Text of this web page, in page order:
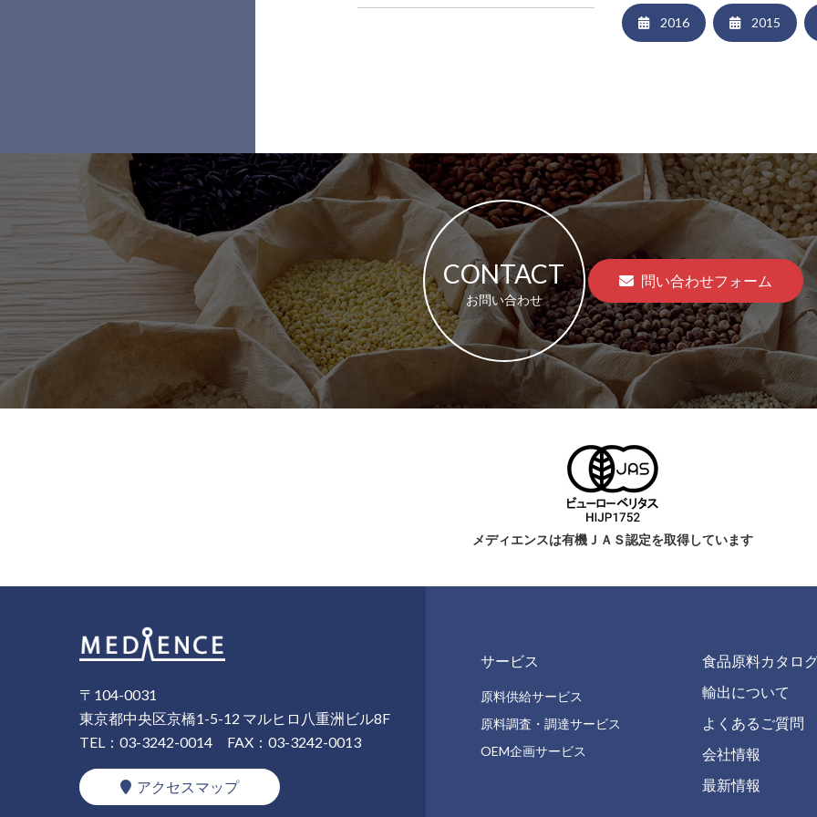
2016 2015
CONTACT
お問い合わせ
問い合わせフォーム
メディエンスは有機ＪＡＳ認定を取得しています
〒104-0031
東京都中央区京橋1-5-12 マルヒロ八重洲ビル8F
TEL：03-3242-0014 FAX：03-3242-0013
アクセスマップ
サービス
原料供給サービス
原料調査・調達サービス
OEM企画サービス
食品原料カタロ
輸出について
よくあるご質問
会社情報
最新情報